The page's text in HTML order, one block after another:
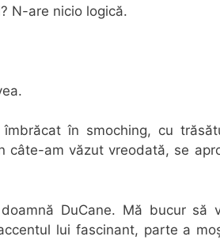
N-are nicio logică.
în smoching, cu
câte-am văzut vreodată, se
DuCane. Mă bucur
lui fascinant, parte a